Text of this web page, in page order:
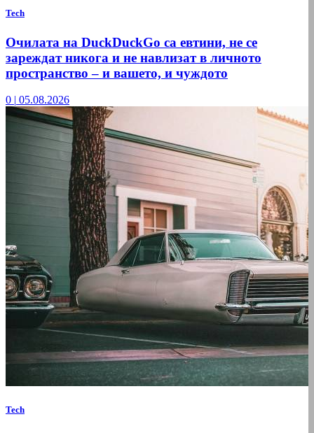
Tech
Очилата на DuckDuckGo са евтини, не се
зареждат никога и не навлизат в личното
пространство – и вашето, и чуждото
0 | 05.08.2026
Tech